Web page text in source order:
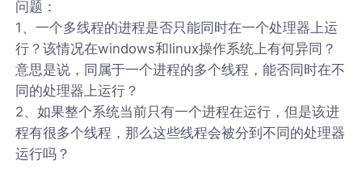
问题：
1、一个多线程的进程是否只能同时在一个处理器上运
行？该情况在windows和linux操作系统上有何异同？
意思是说，同属于一个进程的多个线程，能否同时在不
同的处理器上运行？
2、如果整个系统当前只有一个进程在运行，但是该进
程有很多个线程，那么这些线程会被分到不同的处理器
运行吗？